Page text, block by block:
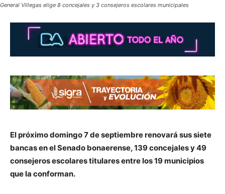
General Villegas elige 8 concejales y 3 consejeros escolares municipales
El próximo domingo 7 de septiembre renovará sus siete
bancas en el Senado bonaerense, 139 concejales y 49
consejeros escolares titulares entre los 19 municipios
que la conforman.